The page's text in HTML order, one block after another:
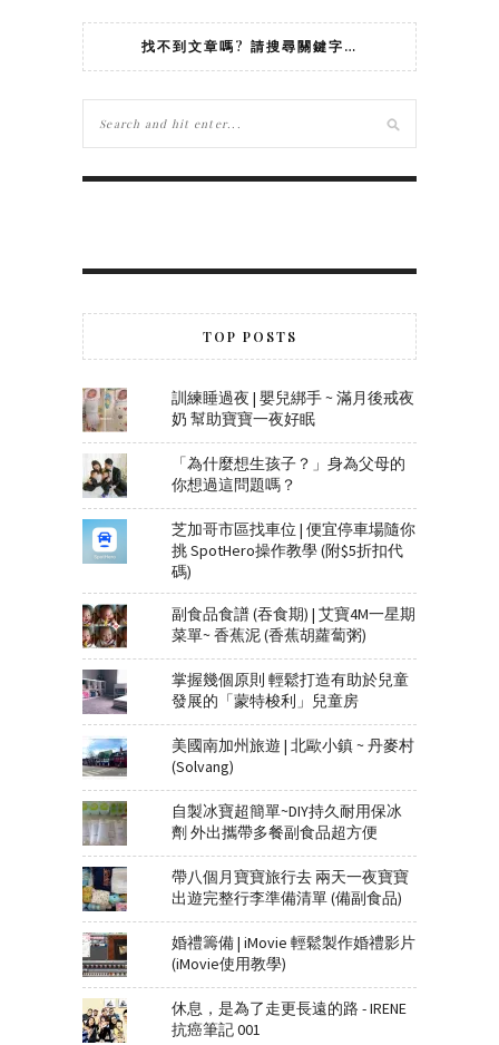
找不到文章嗎? 請搜尋關鍵字…
TOP POSTS
訓練睡過夜 | 嬰兒綁手 ~ 滿月後戒夜
奶 幫助寶寶一夜好眠
「為什麼想生孩子？」身為父母的
你想過這問題嗎？
芝加哥市區找車位 | 便宜停車場隨你
挑 SpotHero操作教學 (附$5折扣代
碼)
副食品食譜 (吞食期) | 艾寶4M一星期
菜單~ 香蕉泥 (香蕉胡蘿蔔粥)
掌握幾個原則 輕鬆打造有助於兒童
發展的「蒙特梭利」兒童房
美國南加州旅遊 | 北歐小鎮 ~ 丹麥村
(Solvang)
自製冰寶超簡單~DIY持久耐用保冰
劑 外出攜帶多餐副食品超方便
帶八個月寶寶旅行去 兩天一夜寶寶
出遊完整行李準備清單 (備副食品)
婚禮籌備 | iMovie 輕鬆製作婚禮影片
(iMovie使用教學)
休息，是為了走更長遠的路 - IRENE
抗癌筆記 001